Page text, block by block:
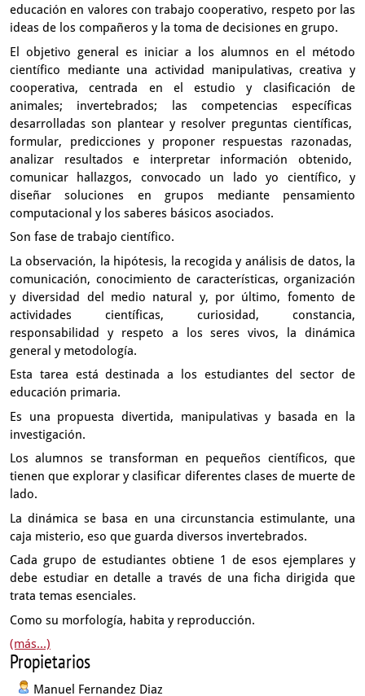
educación en valores con trabajo cooperativo, respeto por las
ideas de los compañeros y la toma de decisiones en grupo.
El objetivo general es iniciar a los alumnos en el método
científico mediante una actividad manipulativas,creativa y
cooperativa,centrada en el estudio y clasificación de
animales; invertebrados; las competencias específicas
desarrolladas son plantear y resolver preguntas científicas,
formular, predicciones y proponer respuestas razonadas,
analizar resultados e interpretar información obtenido,
comunicar hallazgos, convocado un lado yo científico, y
diseñar soluciones en grupos mediante pensamiento
computacional y los saberes básicos asociados.
Son fase de trabajo científico.
La observación, la hipótesis, la recogida y análisis de datos, la
comunicación, conocimiento de características, organización
y diversidad del medio natural y, por último, fomento de
actividades científicas, curiosidad, constancia,
responsabilidad y respeto a los seres vivos, la dinámica
general y metodología.
Esta tarea está destinada a los estudiantes del sector de
educación primaria.
Es una propuesta divertida, manipulativas y basadaen la
investigación.
Los alumnos se transforman en pequeños científicos, que
tienen que explorar y clasificar diferentes clases de muerte de
lado.
La dinámica se basa en una circunstancia estimulante, una
caja misterio, eso que guarda diversos invertebrados.
Cada grupo de estudiantes obtiene 1 de esos ejemplares y
debe estudiar en detalle a través de una ficha dirigida que
trata temas esenciales.
Como su morfología, habita y reproducción.
(más...)
Propietarios
Manuel Fernandez Diaz